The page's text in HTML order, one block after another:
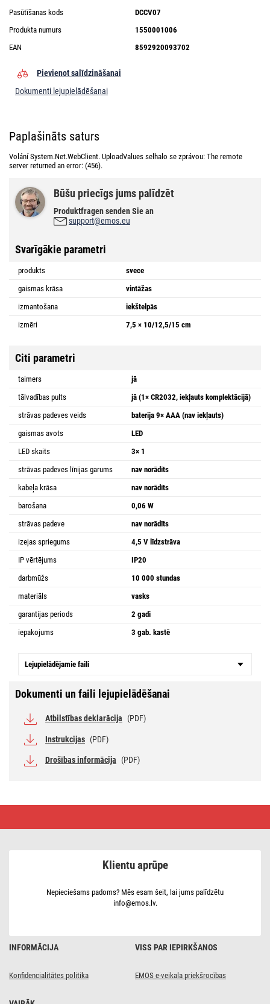
Pasūtīšanas kods
DCCV07
Produkta numurs
1550001006
EAN
8592920093702
Pievienot salīdzināšanai
Dokumenti lejupielādēšanai
Paplašināts saturs
Volání System.Net.WebClient. UploadValues selhalo se zprávou: The remote
server returned an error: (456).
Būšu priecīgs jums palīdzēt
Produktfragen senden Sie an
support@emos.eu
Svarīgākie parametri
produkts
svece
gaismas krāsa
vintāžas
izmantošana
iekštelpās
izmēri
7,5 × 10/12,5/15 cm
Citi parametri
taimers
jā
tālvadības pults
jā (1× CR2032, iekļauts komplektācijā)
strāvas padeves veids
baterija 9× AAA (nav iekļauts)
gaismas avots
LED
LED skaits
3× 1
strāvas padeves līnijas garums
nav norādīts
kabeļa krāsa
nav norādīts
barošana
0,06 W
strāvas padeve
nav norādīts
izejas spriegums
4,5 V līdzstrāva
IP vērtējums
IP20
darbmūžs
10 000 stundas
materiāls
vasks
garantijas periods
2 gadi
iepakojums
3 gab. kastē
Lejupielādējamie faili
Dokumenti un faili lejupielādēšanai
Atbilstības deklarācija (PDF)
Instrukcijas (PDF)
Drošības informācija (PDF)
INFORMĀCIJA
Konfidencialitātes politika
VISS PAR IEPIRKŠANOS
EMOS e-veikala priekšrocības
Klientu aprūpe
Nepieciešams padoms? Mēs esam šeit, lai jums palīdzētu
info@emos.lv.